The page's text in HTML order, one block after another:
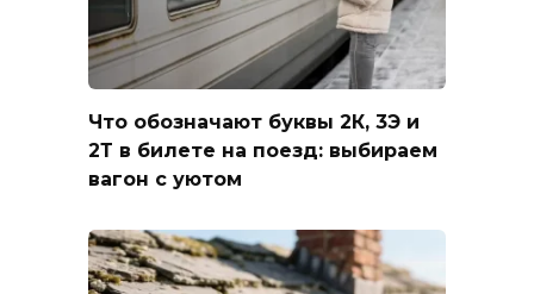
Что обозначают буквы 2К, 3Э и
2Т в билете на поезд: выбираем
вагон с уютом